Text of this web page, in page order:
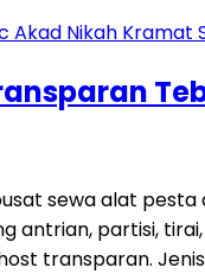
sewa alat
antrian, partisi,
transparan.